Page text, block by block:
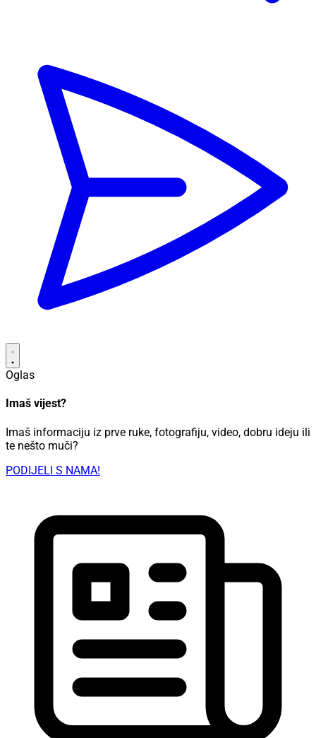
Oglas
Imaš vijest?
Imaš informaciju iz prve ruke, fotografiju, video, dobru ideju ili
te nešto muči?
PODIJELI S NAMA!